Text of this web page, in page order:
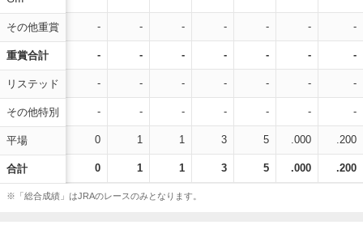
その他重賞
重賞合計
リステッド
その他特別
平場
合計
- - - - - - -
- - - - - - -
- - - - - - -
- - - - - - -
0 1 1 3 5 .000 .200
0 1 1 3 5 .000 .200
※「総合成績」はJRAのレースのみとなります。